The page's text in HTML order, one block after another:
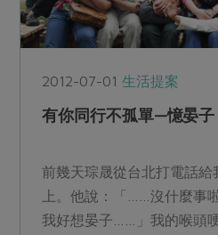
2012-07-01生活提案
有你同行不孤單—憶晏子
前幾天琮晟從台北打電話
上。他說：「……沒什麼事
我好想晏子……」我的喉頭